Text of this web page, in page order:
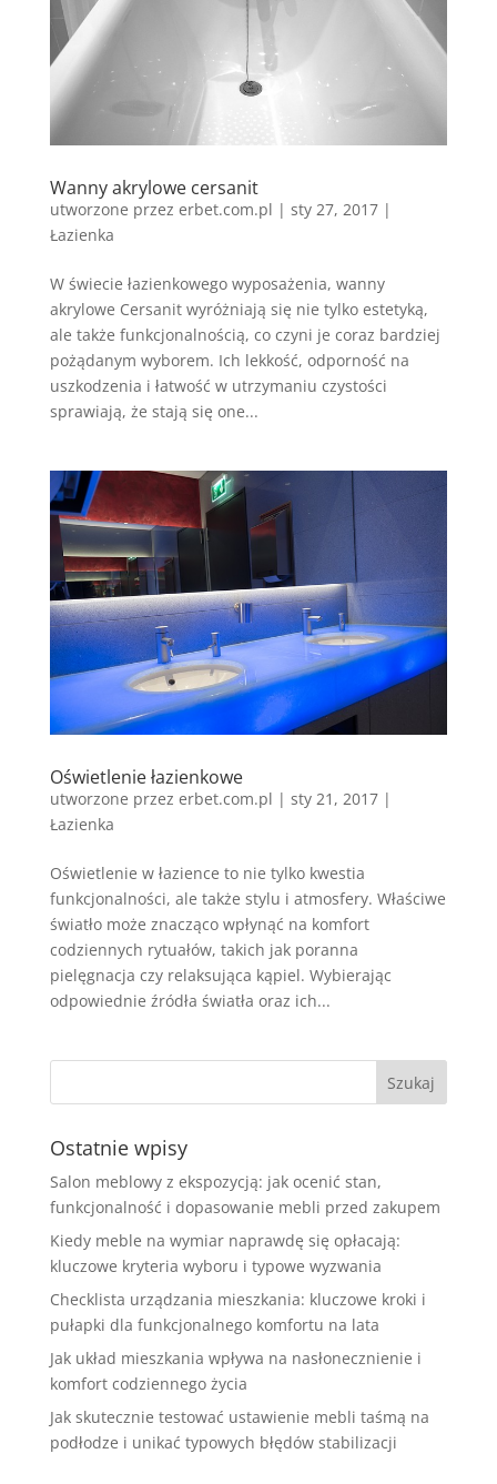
Wanny akrylowe cersanit
utworzone przez erbet.com.pl | sty 27, 2017|
Łazienka
W świecie łazienkowego wyposażenia, wanny
akrylowe Cersanit wyróżniają się nie tylko estetyką,
ale także funkcjonalnością, co czyni je coraz bardziej
pożądanym wyborem. Ich lekkość, odporność na
uszkodzenia i łatwość w utrzymaniu czystości
sprawiają, że stają się one...
Oświetlenie łazienkowe
utworzone przez erbet.com.pl | sty 21, 2017|
Łazienka
Oświetlenie w łazience to nie tylko kwestia
funkcjonalności, ale także stylu i atmosfery. Właściwe
światło może znacząco wpłynąć na komfort
codziennych rytuałów, takich jak poranna
pielęgnacja czy relaksująca kąpiel. Wybierając
odpowiednie źródła światła oraz ich...
Ostatnie wpisy
Salon meblowy z ekspozycją: jak ocenić stan,
funkcjonalność i dopasowanie mebli przed zakupem
Kiedy meble na wymiar naprawdę się opłacają:
kluczowe kryteria wyboru i typowe wyzwania
Checklista urządzania mieszkania: kluczowe kroki i
pułapki dla funkcjonalnego komfortu na lata
Jak układ mieszkania wpływa na nasłonecznienie i
komfort codziennego życia
Jak skutecznie testować ustawienie mebli taśmą na
podłodze i unikać typowych błędów stabilizacji